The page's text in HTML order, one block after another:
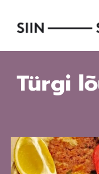
edasi
põhisisu
Türgi